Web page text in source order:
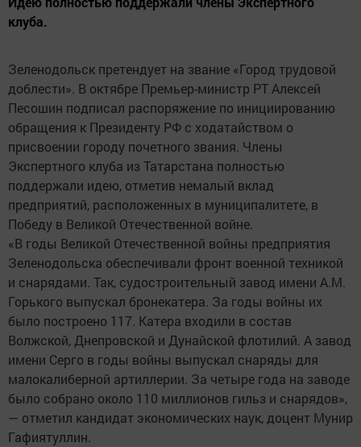
клуба.
Зеленодольск претендует на звание «Город трудовой
доблести». В октябре Премьер-министр РТ Алексей
Песошин подписал распоряжение по инициированию
обращения к Президенту РФ с ходатайством о
присвоении городу почетного звания. Члены
Экспертного клуба из Татарстана полностью
поддержали идею, отметив немалый вклад
предприятий, расположенных в муниципалитете, в
Победу в Великой Отечественной войне.
«В годы Великой Отечественной войны предприятия
Зеленодольска обеспечивали фронт военной техникой
и снарядами. Так, судостроительный завод имени А.М.
Горького выпускал бронекатера. За годы войны их
было построено 117. Катера входили в состав
Волжской, Днепровской и Дунайской флотилий. А завод
имени Серго в годы войны выпускал снаряды для
малокалиберной артиллерии. За четыре года на заводе
было собрано около 110 миллионов гильз и снарядов»,
— отметил кандидат экономических наук, доцент Мунир
Гафиятуллин.